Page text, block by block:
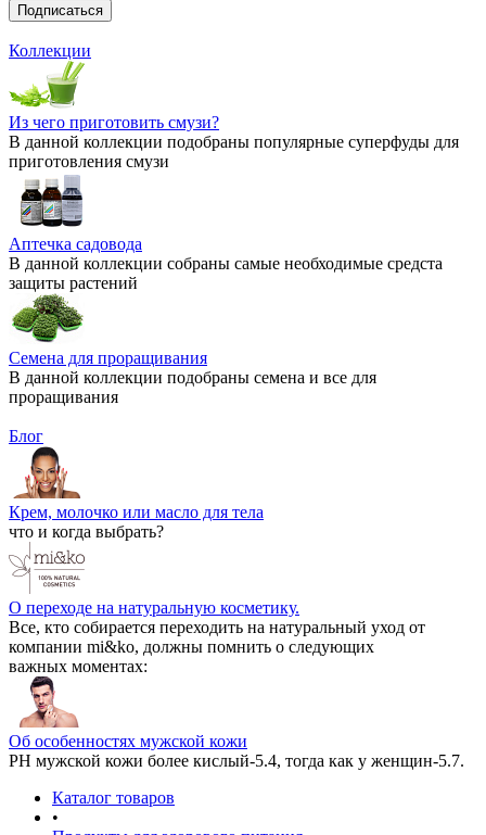
Коллекции
Из чего приготовить смузи?
В данной коллекции подобраны популярные суперфуды для
приготовления смузи
Аптечка садовода
В данной коллекции собраны самые необходимые средста
защиты растений
Семена для проращивания
В данной коллекции подобраны семена и все для
проращивания
Блог
Крем, молочко или масло для тела
что и когда выбрать?
О переходе на натуральную косметику.
Все, кто собирается переходить на натуральный уход от
компании mi&ko, должны помнить о следующих
важных моментах:
Об особенностях мужской кожи
РН мужской кожи более кислый-5.4, тогда как у женщин-5.7.
Каталог товаров
•